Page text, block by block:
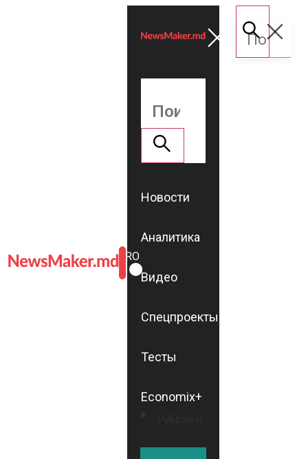
ROMÂNĂ
RU
Новости
Аналитика
Видео
Спецпроекты
Тесты
Economix+